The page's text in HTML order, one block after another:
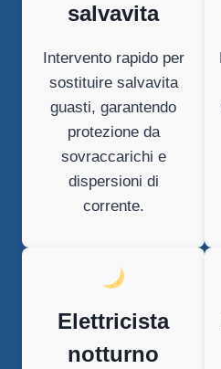
salvavita
Intervento rapido per
sostituire salvavita
guasti, garantendo
protezione da
sovraccarichi e
dispersioni di
corrente.
Elettricista
notturno